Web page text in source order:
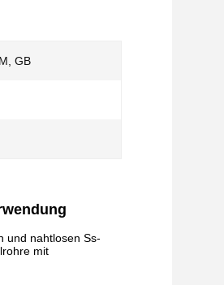
GB
und nahtlosen Ss-
mit